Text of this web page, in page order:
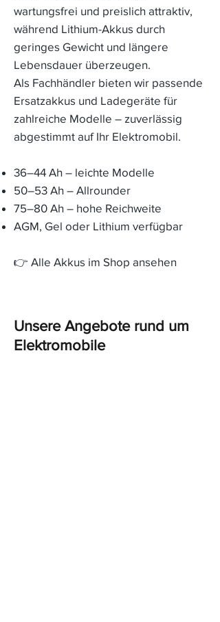
wartungsfrei und preislich attraktiv,
während Lithium-Akkus durch
geringes Gewicht und längere
Lebensdauer überzeugen.
Als Fachhändler bieten wir passende
Ersatzakkus und Ladegeräte für
zahlreiche Modelle – zuverlässig
abgestimmt auf Ihr Elektromobil.
36–44 Ah – leichte Modelle
50–53 Ah – Allrounder
75–80 Ah – hohe Reichweite
AGM, Gel oder Lithium verfügbar
👉 Alle Akkus im Shop ansehen
Unsere Angebote rund um
Elektromobile